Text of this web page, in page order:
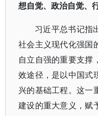
想自觉、政治自觉、
习近平总书记指
社会主义现代化强国
自立自强的重要支撑
效途径，是以中国式
兴的基础工程。这一
建设的重大意义，赋